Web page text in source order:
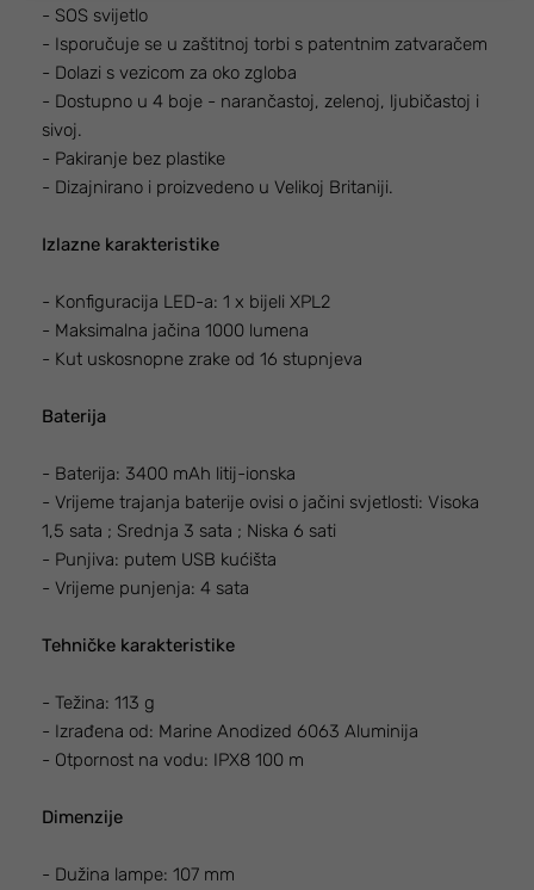
- SOS svijetlo
- Isporučuje se u zaštitnoj torbi s patentnim zatvaračem
- Dolazi s vezicom za oko zgloba
- Dostupno u 4 boje - narančastoj, zelenoj, ljubičastoj i
sivoj.
- Pakiranje bez plastike
- Dizajnirano i proizvedeno u Velikoj Britaniji.
Izlazne karakteristike
- Konfiguracija LED-a: 1 x bijeli XPL2
- Maksimalna jačina 1000 lumena
- Kut uskosnopne zrake od 16 stupnjeva
Baterija
- Baterija: 3400 mAh litij-ionska
- Vrijeme trajanja baterije ovisi o jačini svjetlosti: Visoka
1,5 sata ; Srednja 3 sata ; Niska 6 sati
- Punjiva: putem USB kućišta
- Vrijeme punjenja: 4 sata
Tehničke karakteristike
- Težina: 113 g
- Izrađena od: Marine Anodized 6063 Aluminija
- Otpornost na vodu: IPX8 100 m
Dimenzije
- Dužina lampe: 107 mm